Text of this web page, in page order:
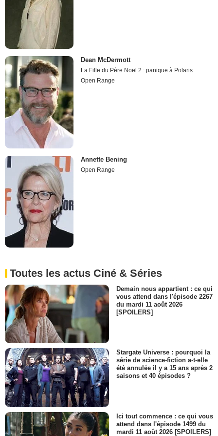
Dean McDermott
La Fille du Père Noël 2 : panique à Polaris
Open Range
Annette Bening
Open Range
Toutes les actus Ciné & Séries
Demain nous appartient : ce qui
vous attend dans l'épisode 2267
du mardi 11 août 2026
[SPOILERS]
Stargate Universe : pourquoi la
série de science-fiction a-t-elle
été annulée il y a 15 ans après 2
saisons et 40 épisodes ?
Ici tout commence : ce qui vous
attend dans l'épisode 1499 du
mardi 11 août 2026 [SPOILERS]